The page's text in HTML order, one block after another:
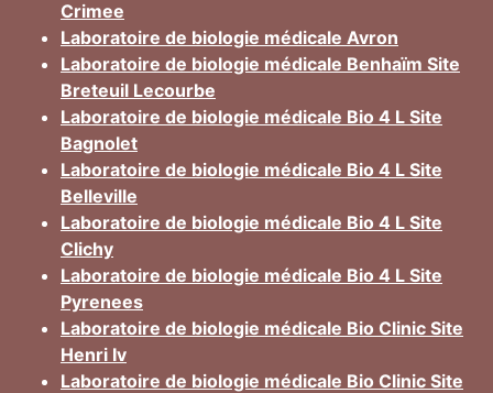
Crimee
Laboratoire de biologie médicale Avron
Laboratoire de biologie médicale Benhaïm Site
Breteuil Lecourbe
Laboratoire de biologie médicale Bio 4 L Site
Bagnolet
Laboratoire de biologie médicale Bio 4 L Site
Belleville
Laboratoire de biologie médicale Bio 4 L Site
Clichy
Laboratoire de biologie médicale Bio 4 L Site
Pyrenees
Laboratoire de biologie médicale Bio Clinic Site
Henri Iv
Laboratoire de biologie médicale Bio Clinic Site